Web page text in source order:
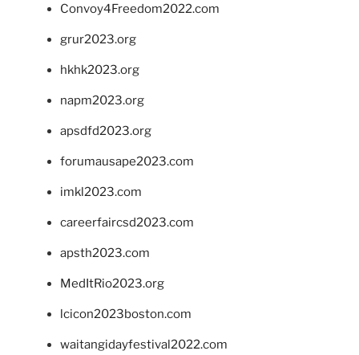
Convoy4Freedom2022.com
grur2023.org
hkhk2023.org
napm2023.org
apsdfd2023.org
forumausape2023.com
imkl2023.com
careerfaircsd2023.com
apsth2023.com
MedItRio2023.org
lcicon2023boston.com
waitangidayfestival2022.com